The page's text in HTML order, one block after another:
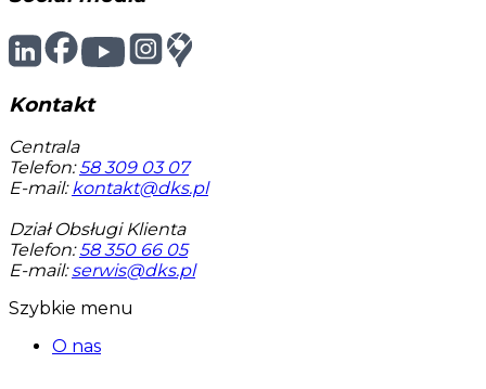
Kontakt
Centrala
Telefon: 58 309 03 07
E-mail: kontakt@dks.pl
Dział Obsługi Klienta
Telefon: 58 350 66 05
E-mail: serwis@dks.pl
Szybkie menu
O nas